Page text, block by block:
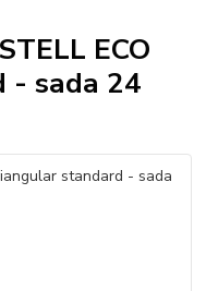
ECO
- sada 24